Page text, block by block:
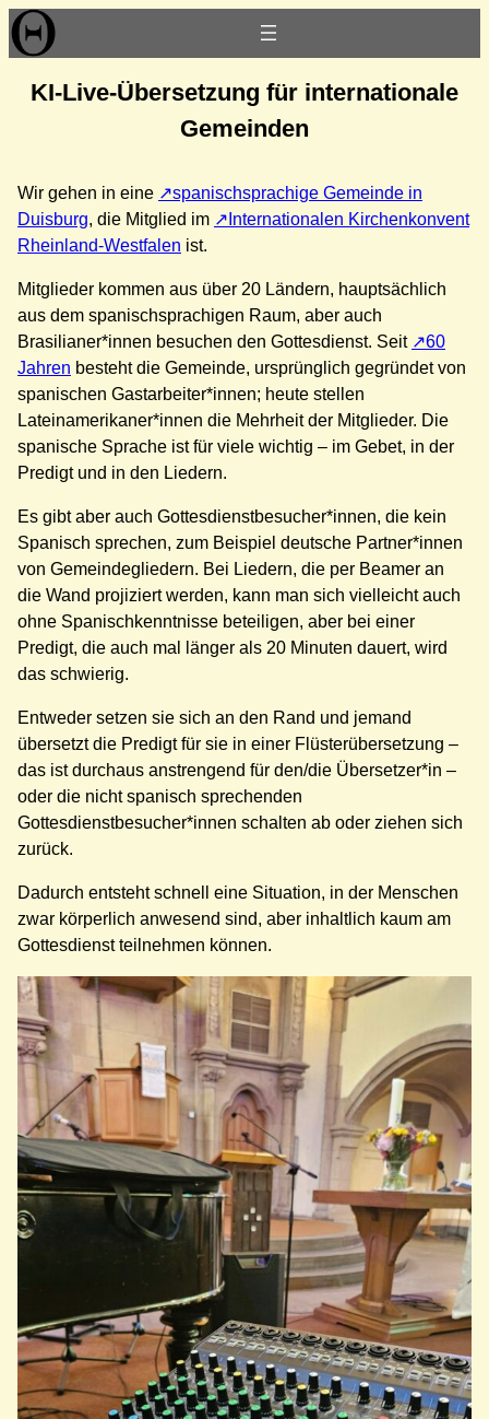
Zum
Inhalt
KI-Live-Übersetzung für internationale
Gemeinden
Wir gehen in eine
spanischsprachige Gemeinde in
Duisburg, die Mitglied im
Internationalen Kirchenkonvent
Rheinland-Westfalen ist.
Mitglieder kommen aus über 20 Ländern, hauptsächlich
aus dem spanischsprachigen Raum, aber auch
Brasilianer*innen besuchen den Gottesdienst. Seit
60
Jahren besteht die Gemeinde, ursprünglich gegründet von
spanischen Gastarbeiter*innen; heute stellen
Lateinamerikaner*innen die Mehrheit der Mitglieder. Die
spanische Sprache ist für viele wichtig – im Gebet, in der
Predigt und in den Liedern.
Es gibt aber auch Gottesdienstbesucher*innen, die kein
Spanisch sprechen, zum Beispiel deutsche Partner*innen
von Gemeindegliedern. Bei Liedern, die per Beamer an
die Wand projiziert werden, kann man sich vielleicht auch
ohne Spanischkenntnisse beteiligen, aber bei einer
Predigt, die auch mal länger als 20 Minuten dauert, wird
das schwierig.
Entweder setzen sie sich an den Rand und jemand
übersetzt die Predigt für sie in einer Flüsterübersetzung –
das ist durchaus anstrengend für den/die Übersetzer*in –
oder die nicht spanisch sprechenden
Gottesdienstbesucher*innen schalten ab oder ziehen sich
zurück.
Dadurch entsteht schnell eine Situation, in der Menschen
zwar körperlich anwesend sind, aber inhaltlich kaum am
Gottesdienst teilnehmen können.